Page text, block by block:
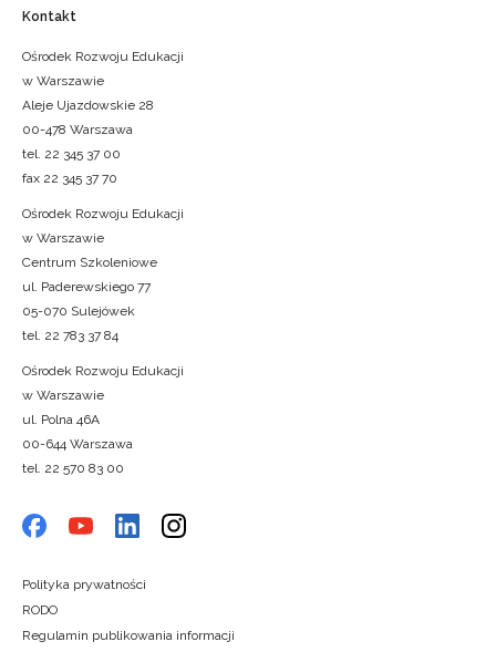
Kontakt
Ośrodek Rozwoju Edukacji
w Warszawie
Aleje Ujazdowskie 28
00-478 Warszawa
tel. 22 345 37 00
fax 22 345 37 70
Ośrodek Rozwoju Edukacji
w Warszawie
Centrum Szkoleniowe
ul. Paderewskiego 77
05-070 Sulejówek
tel. 22 783 37 84
Ośrodek Rozwoju Edukacji
w Warszawie
ul. Polna 46A
00-644 Warszawa
tel. 22 570 83 00
Polityka prywatności
RODO
Regulamin publikowania informacji